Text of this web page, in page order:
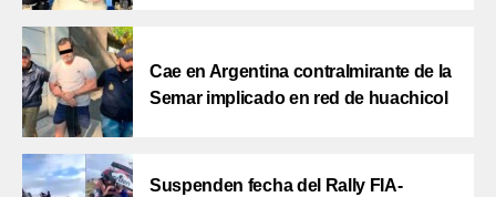
Cae en Argentina contralmirante de la
Semar implicado en red de huachicol
Suspenden fecha del Rally FIA-